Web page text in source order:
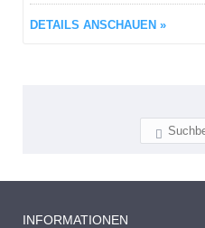
DETAILS ANSCHAUEN »
INFORMATIONEN